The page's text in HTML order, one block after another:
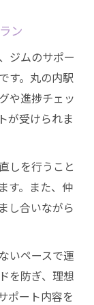
ン
ジムのサポー
す。丸の内駅
や進捗チェッ
が受けられま
しを行うこと
す。また、仲
し合いながら
いペースで運
を防ぎ、理想
ポート内容を